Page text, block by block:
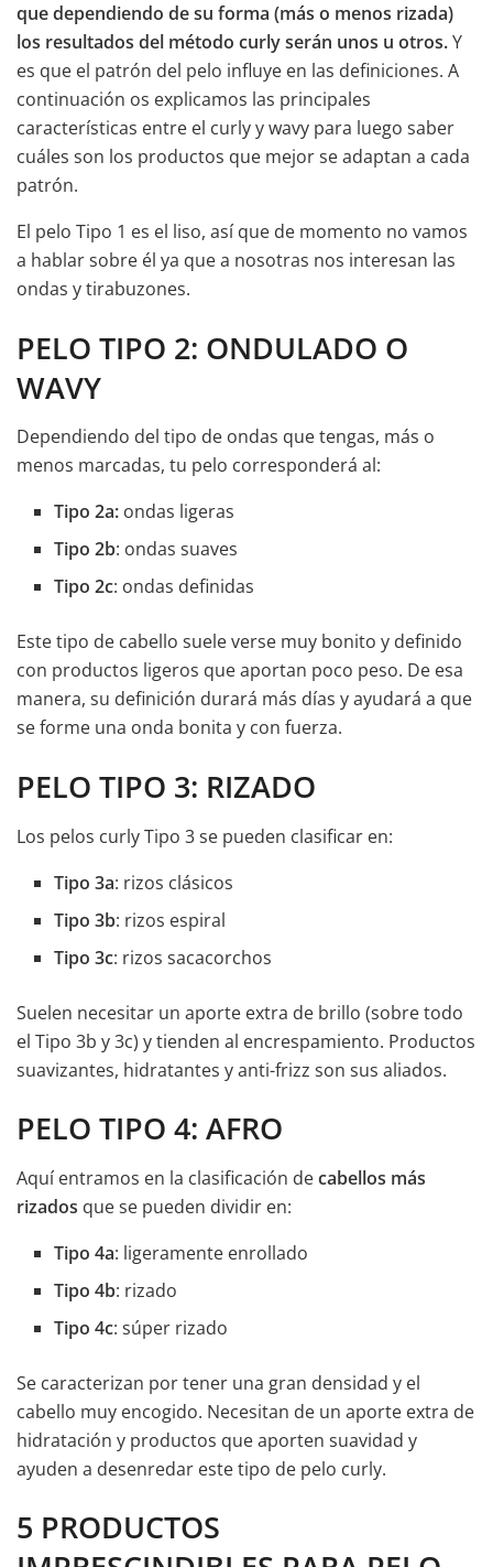
que dependiendo de su forma (más o menos rizada)
los resultados del método curly serán unos u otros.Y
es que el patrón del pelo influye en las definiciones. A
continuación os explicamos las principales
características entre el curly y wavy para luego saber
cuáles son los productos que mejor se adaptan a cada
patrón.
El pelo Tipo 1 es el liso, así que de momento no vamos
a hablar sobre él ya que a nosotras nos interesan las
ondas y tirabuzones.
PELO TIPO 2: ONDULADO O
WAVY
Dependiendo del tipo de ondas que tengas, más o
menos marcadas, tu pelo corresponderá al:
Tipo 2a: ondas ligeras
Tipo 2b: ondas suaves
Tipo 2c: ondas definidas
Este tipo de cabello suele verse muy bonito y definido
con productos ligeros que aportan poco peso. De esa
manera, su definición durará más días y ayudará a que
se forme una onda bonita y con fuerza.
PELO TIPO 3: RIZADO
Los pelos curly Tipo 3 se pueden clasificar en:
Tipo 3a: rizos clásicos
Tipo 3b: rizos espiral
Tipo 3c: rizos sacacorchos
Suelen necesitar un aporte extra de brillo (sobre todo
el Tipo 3b y 3c) y tienden al encrespamiento. Productos
suavizantes, hidratantes y anti-frizz son sus aliados.
PELO TIPO 4: AFRO
Aquí entramos en la clasificación decabellos más
rizados que se pueden dividir en:
Tipo 4a: ligeramente enrollado
Tipo 4b: rizado
Tipo 4c: súper rizado
Se caracterizan por tener una gran densidad y el
cabello muy encogido. Necesitan de un aporte extra de
hidratación y productos que aporten suavidad y
ayuden a desenredar este tipo de pelo curly.
5 PRODUCTOS